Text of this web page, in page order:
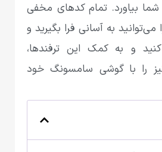
بیاورد. تمام کدهای مخفی
به آسانی فرا‌ بگیرید و
و به کمک این ترفندها،
را با گوشی‌ سامسونگ خود